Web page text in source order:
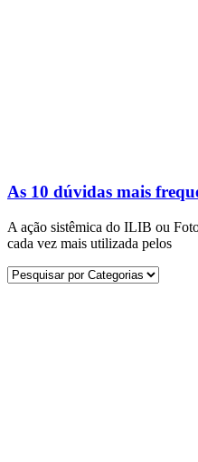
As 10 dúvidas mais
A ação sistêmica do ILIB ou
cada vez mais utilizada pelos